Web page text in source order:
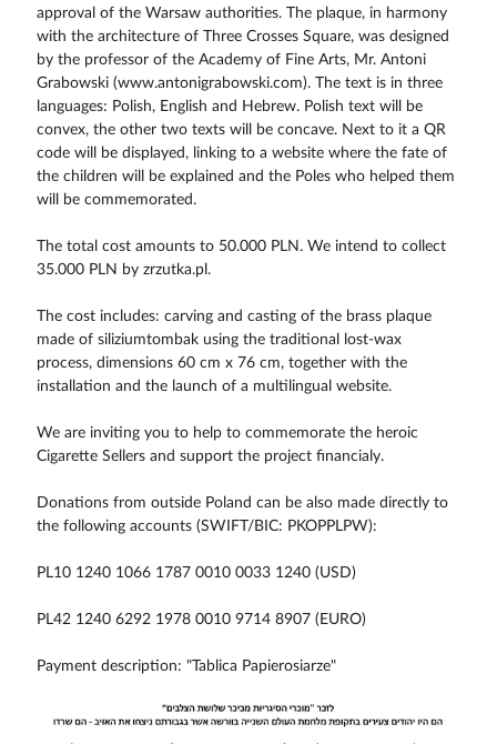
approval of the Warsaw authorities. The plaque, in harmony
with the architecture of Three Crosses Square, was designed
by the professor of the Academy of Fine Arts, Mr. Antoni
Grabowski (www.antonigrabowski.com). The text is in three
languages: Polish, English and Hebrew. Polish text will be
convex, the other two texts will be concave. Next to it a QR
code will be displayed, linking to a website where the fate of
the children will be explained and the Poles who helped them
will be commemorated.
The total cost amounts to 50.000 PLN. We intend to collect
35.000 PLN by zrzutka.pl.
The cost includes: carving and casting of the brass plaque
made of siliziumtombak using the traditional lost-wax
process, dimensions 60 cm x 76 cm, together with the
installation and the launch of a multilingual website.
We are inviting you to help to commemorate the heroic
Cigarette Sellers and support the project financialy.
Donations from outside Poland can be also made directly to
the following accounts (SWIFT/BIC: PKOPPLPW):
PL10 1240 1066 1787 0010 0033 1240 (USD)
PL42 1240 6292 1978 0010 9714 8907 (EURO)
Payment description: "Tablica Papierosiarze"